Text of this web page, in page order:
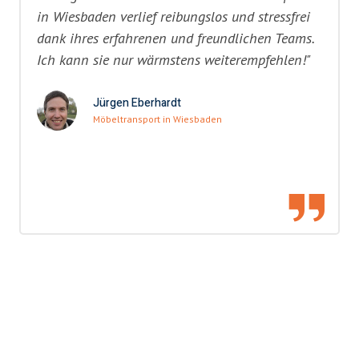
in Wiesbaden verlief reibungslos und stressfrei
dank ihres erfahrenen und freundlichen Teams.
Ich kann sie nur wärmstens weiterempfehlen!"
Jürgen Eberhardt
Möbeltransport in Wiesbaden